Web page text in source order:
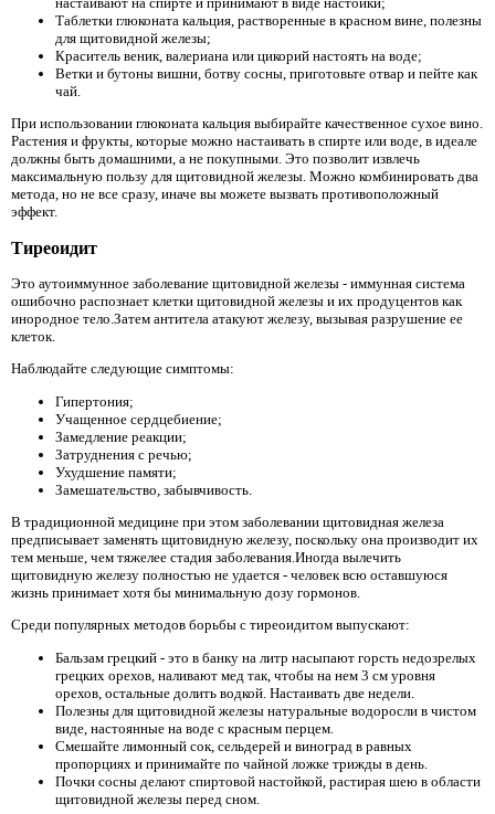
Таблетки глюконата кальция, растворенные в красном вине, полезны
для щитовидной железы;
Краситель веник, валериана или цикорий настоять на воде;
Ветки и бутоны вишни, ботву сосны, приготовьте отвар и пейте как
чай.
При использовании глюконата кальция выбирайте качественное сухое вино.
Растения и фрукты, которые можно настаивать в спирте или воде, в идеале
должны быть домашними, а не покупными. Это позволит извлечь
максимальную пользу для щитовидной железы. Можно комбинировать два
метода, но не все сразу, иначе вы можете вызвать противоположный
эффект.
Тиреоидит
Это аутоиммунное заболевание щитовидной железы - иммунная система
ошибочно распознает клетки щитовидной железы и их продуцентов как
инородное тело.Затем антитела атакуют железу, вызывая разрушение ее
клеток.
Наблюдайте следующие симптомы:
Гипертония;
Учащенное сердцебиение;
Замедление реакции;
Затруднения с речью;
Ухудшение памяти;
Замешательство, забывчивость.
В традиционной медицине при этом заболевании щитовидная железа
предписывает заменять щитовидную железу, поскольку она производит их
тем меньше, чем тяжелее стадия заболевания.Иногда вылечить
щитовидную железу полностью не удается - человек всю оставшуюся
жизнь принимает хотя бы минимальную дозу гормонов.
Среди популярных методов борьбы с тиреоидитом выпускают:
Бальзам грецкий - это в банку на литр насыпают горсть недозрелых
грецких орехов, наливают мед так, чтобы на нем 3 см уровня
орехов, остальные долить водкой. Настаивать две недели.
Полезны для щитовидной железы натуральные водоросли в чистом
виде, настоянные на воде с красным перцем.
Смешайте лимонный сок, сельдерей и виноград в равных
пропорциях и принимайте по чайной ложке трижды в день.
Почки сосны делают спиртовой настойкой, растирая шею в области
щитовидной железы перед сном.